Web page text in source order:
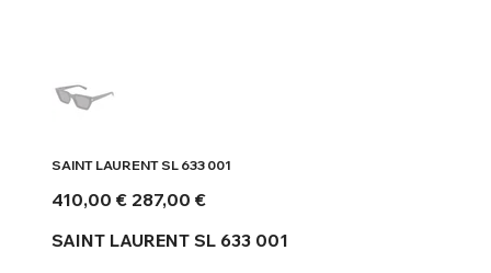
SAINT LAURENT SL 633 001
Αρχική
τιμή
410,00 € Τιμή
έκπτωσης
287,00 €
SAINT LAURENT SL 633 001